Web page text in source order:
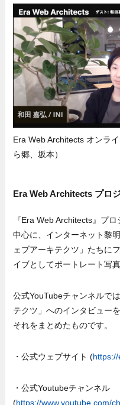
Era Web Architects オンラ
ら郷、坂本）
Era Web Architects プロ
『Era Web Architects』プ
中心に、インターネット黎
ェブアーキテクツ」たちに
イブとしてポートレート写
公式YouTubeチャンネルで
テクツ」へのインタビュー
それをまとめたものです。
・公式ウェブサイト (
・公式Youtubeチャンネル
(https://www.youtube.com/